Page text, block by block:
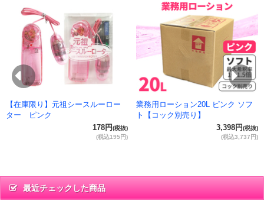
Previous
【在庫限り】元祖シースルーロー
ター ピンク
178円(税抜)
(税込195円)
業務用ローション20L ピンク ソフ
ト【コック別売り】
3,398円(税抜)
(税込3,737円)
最近チェックした商品